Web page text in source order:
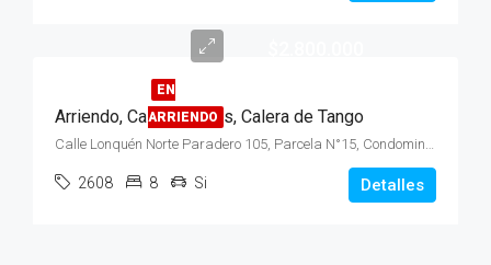
EN
ARRIENDO
Arriendo, Casa, 2 Pisos, Calera de Tango
Calle Lonquén Norte Paradero 105, Parcela N°15, Condominio Santa Filomena, Sector Lonquén
2608 8 Si Detalles